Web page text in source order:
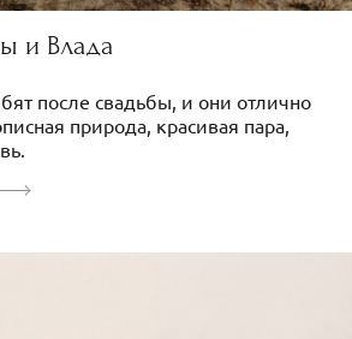
и Влада
после свадьбы, и они отлично
природа, красивая пара,